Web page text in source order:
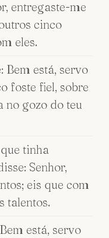
entregaste-me
cinco
eles.
Bem está, servo
foste fiel, sobre
no gozo do teu
tinha
Senhor,
eis que com
talentos.
está, servo